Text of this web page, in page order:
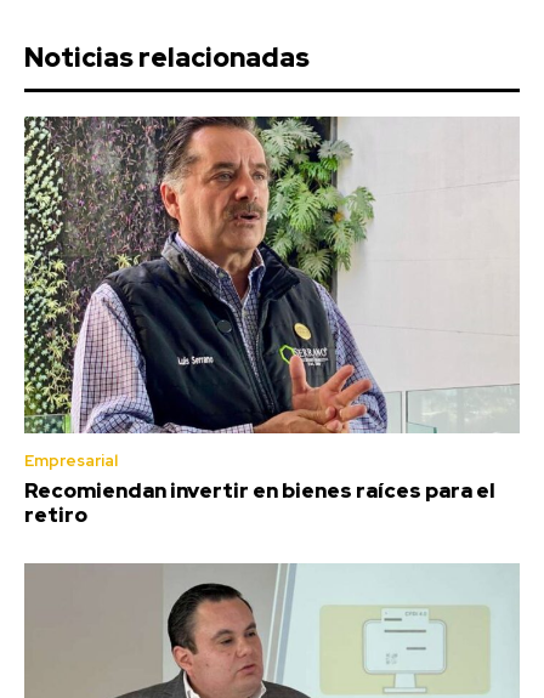
Noticias relacionadas
Empresarial
Recomiendan invertir en bienes raíces para el
retiro